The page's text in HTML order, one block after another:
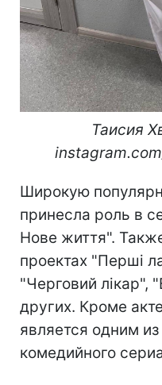
Таисия
Широкую
принесла роль в
Нове життя".
проектах "Перші
"Черговий лікар",
других. Кроме
является одним
комедийного